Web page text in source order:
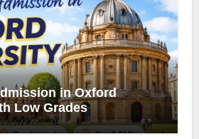
in Oxford
Low Grades